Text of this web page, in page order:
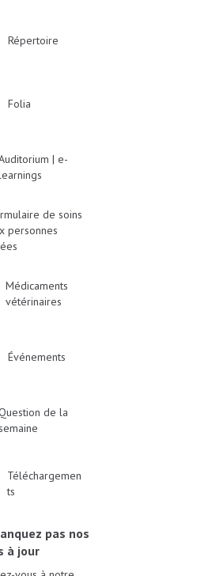
Répertoire
Folia
| e-
de soins
personnes
Médicaments
vétérinaires
Événements
de la
Téléchargemen
ts
pas nos
à jour